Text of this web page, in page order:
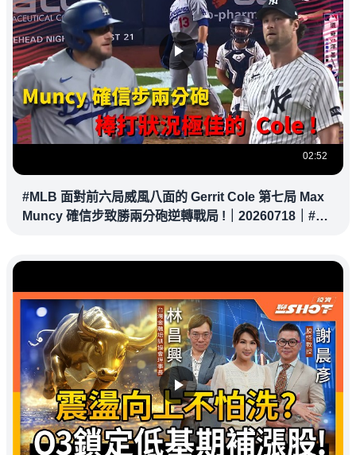
02:52
#MLB 面對前六局威風八面的 Gerrit Cole 第七局 Max
Muncy 確信步致勝兩分砲逆轉戰局 !｜20260718｜#洛